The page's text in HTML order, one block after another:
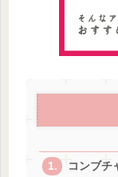
コンブチ